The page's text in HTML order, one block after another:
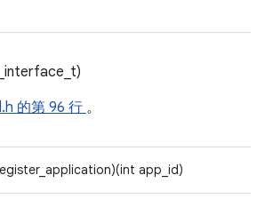
的第 96 行 。
app_id)